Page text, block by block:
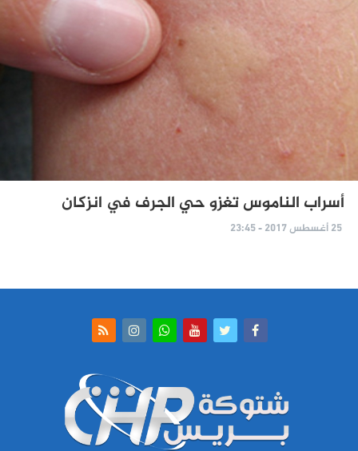
أسراب الناموس تغزو حي الجرف في انزكان
25 أغسطس 2017 - 23:45